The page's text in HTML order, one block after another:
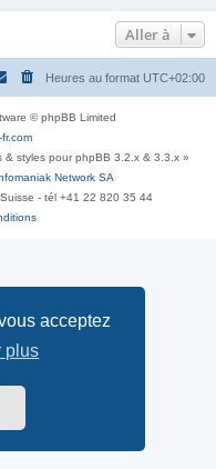
acceptez
plus
Aller à
Heures au format UTC+02:00
© phpBB Limited
& styles pour phpBB 3.2.x & 3.3.x »
Network SA
- tél +41 22 820 35 44